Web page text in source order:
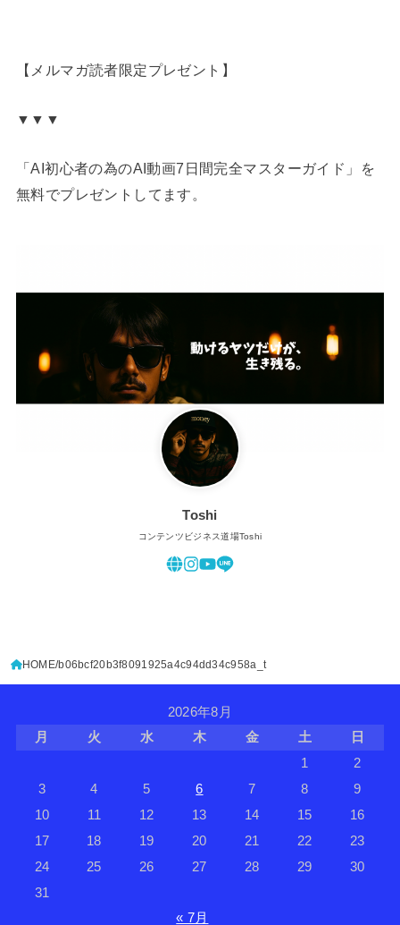
【メルマガ読者限定プレゼント】
▼▼▼
「AI初心者の為のAI動画7日間完全マスターガイド」を
無料でプレゼントしてます。
Toshi
コンテンツビジネス道場Toshi
HOME b06bcf20b3f8091925a4c94dd34c958a_t
2026年8月
月
火 水 木 金 土
日
1
2
3
4 5 6 7 8
9
10
11 12 13 14 15
16
17
18 19 20 21 22
23
24
25 26 27 28 29
30
31
« 7月